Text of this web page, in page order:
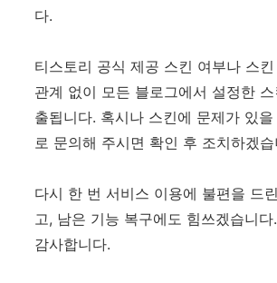
다.
티스토리 공식 제공 스킨 여부나 스
관계 없이 모든 블로그에서 설정한
출됩니다. 혹시나 스킨에 문제가 있을
로 문의해 주시면 확인 후 조치하겠습
다시 한 번 서비스 이용에 불편을 드
고, 남은 기능 복구에도 힘쓰겠습니다.
감사합니다.